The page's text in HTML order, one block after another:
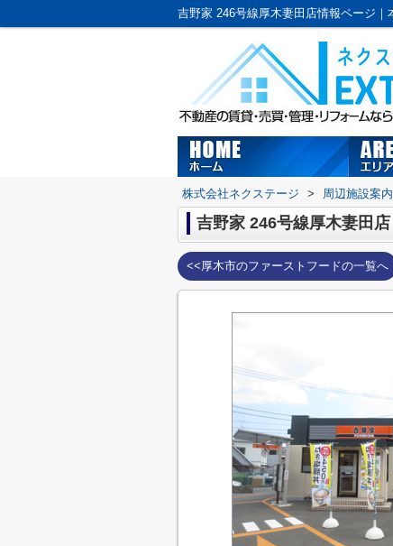
株式会社ネクステージ > 周辺施設案内
吉野家 246号線厚木妻田店
<<厚木市のファーストフードの一覧へ